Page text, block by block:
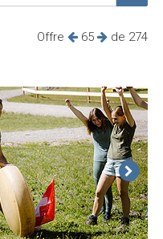
Offre 65 de 274